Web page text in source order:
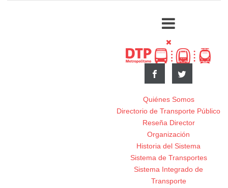
Quiénes Somos
Directorio de Transporte Público
Reseña Director
Organización
Historia del Sistema
Sistema de Transportes
Sistema Integrado de
Transporte